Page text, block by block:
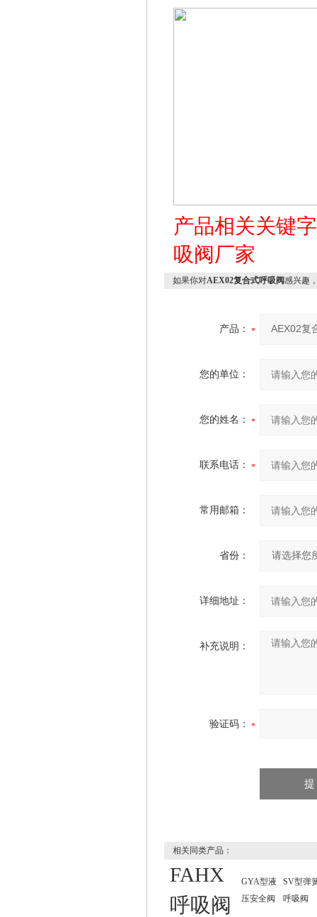
产品相关关键
吸阀厂家
如果你对AEX02复合式呼吸阀感兴趣
产品：
您的单位：
您的姓名：
联系电话：
常用邮箱：
省份：
详细地址：
补充说明：
验证码：
相关同类产品：
FAHX
呼吸阀
GYA型液
压安全阀
SV型弹
呼吸阀